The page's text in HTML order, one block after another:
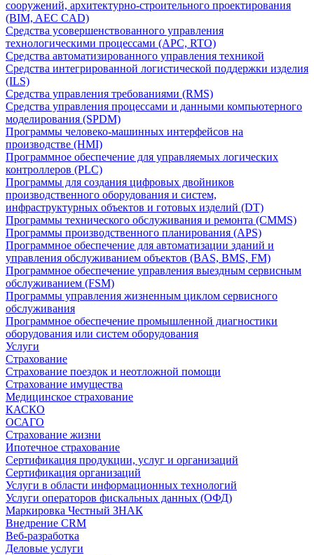
сооружений, архитектурно-строительного проектирования
(BIM, AEC CAD)
Средства усовершенствованного управления
технологическими процессами (APC, RTO)
Средства автоматизированного управления техникой
Средства интегрированной логистической поддержки изделия
(ILS)
Средства управления требованиями (RMS)
Средства управления процессами и данными компьютерного
моделирования (SPDM)
Программы человеко-машинных интерфейсов на
производстве (HMI)
Программное обеспечение для управляемых логических
контроллеров (PLC)
Программы для создания цифровых двойников
производственного оборудования и систем,
инфраструктурных объектов и готовых изделий (DT)
Программы технического обслуживания и ремонта (CMMS)
Программы производственного планирования (APS)
Программное обеспечение для автоматизации зданий и
управления обслуживанием объектов (BAS, BMS, FM)
Программное обеспечение управления выездным сервисным
обслуживанием (FSM)
Программы управления жизненным циклом сервисного
обслуживания
Программное обеспечение промышленной диагностики
оборудования или систем оборудования
Услуги
Страхование
Страхование поездок и неотложной помощи
Страхование имущества
Медицинское страхование
КАСКО
ОСАГО
Страхование жизни
Ипотечное страхование
Сертификация продукции, услуг и организаций
Сертификация организаций
Услуги в области информационных технологий
Услуги операторов фискальных данных (ОФД)
Маркировка Честный ЗНАК
Внедрение CRM
Веб-разработка
Деловые услуги